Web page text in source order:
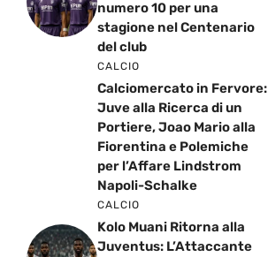
numero 10 per una
stagione nel Centenario
del club
CALCIO
Calciomercato in Fervore:
Juve alla Ricerca di un
Portiere, Joao Mario alla
Fiorentina e Polemiche
per l’Affare Lindstrom
Napoli-Schalke
CALCIO
Kolo Muani Ritorna alla
Juventus: L’Attaccante